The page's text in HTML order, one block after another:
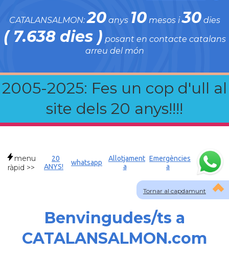
CATALANSALMON:20anys 10mesos i30dies
( 7.638 dies ) posant en contacte catalans
arreu del món
2005-2025: Fes un cop d'ull al
site dels 20 anys!!!!
Tornar al capdamunt
menu
ràpid >>
20
ANYS!
whatsapp
Allotjament
a
Emergències
a
Benvingudes/ts a
CATALANSALMON.com